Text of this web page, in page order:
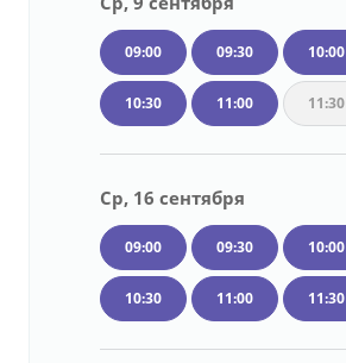
09:00 09:30 10:00
10:30 11:00 11:30
Ср, 16 сентября
09:00 09:30 10:00
10:30 11:00 11:30